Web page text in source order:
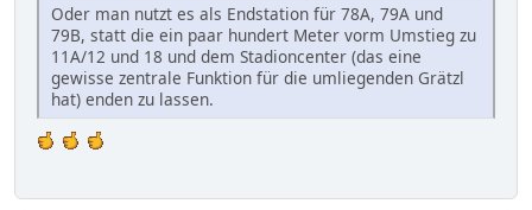
Oder man nutzt es als Endstation für 78A, 79A und
79B, statt die ein paar hundert Meter vorm Umstieg zu
11A/12 und 18 und dem Stadioncenter (das eine
gewisse zentrale Funktion für die umliegenden Grätzl
hat) enden zu lassen.